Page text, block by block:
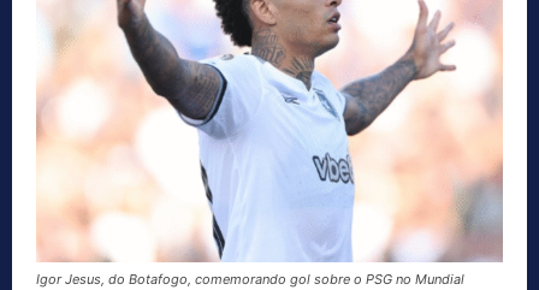
Igor Jesus, do Botafogo, comemorando gol sobre o PSG no Mundial